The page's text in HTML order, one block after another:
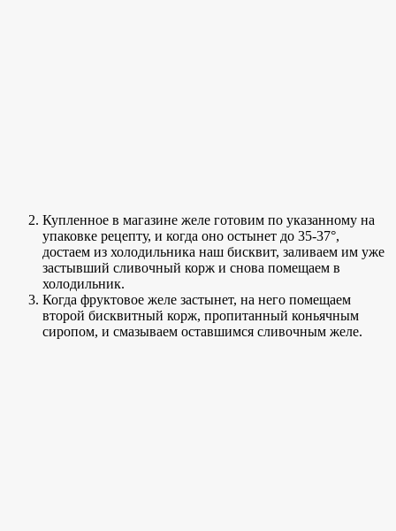
Купленное в магазине желе готовим по указанному на
упаковке рецепту, и когда оно остынет до 35-37°,
достаем из холодильника наш бисквит, заливаем им уже
застывший сливочный корж и снова помещаем в
холодильник.
Когда фруктовое желе застынет, на него помещаем
второй бисквитный корж, пропитанный коньячным
сиропом, и смазываем оставшимся сливочным желе.